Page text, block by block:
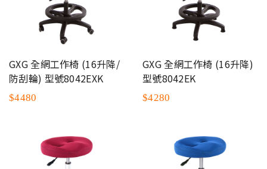
GXG 全網工作椅 (16升降/
防刮輪) 型號8042EXK
$4480
GXG 全網工作椅 (16升降)
型號8042EK
$4280